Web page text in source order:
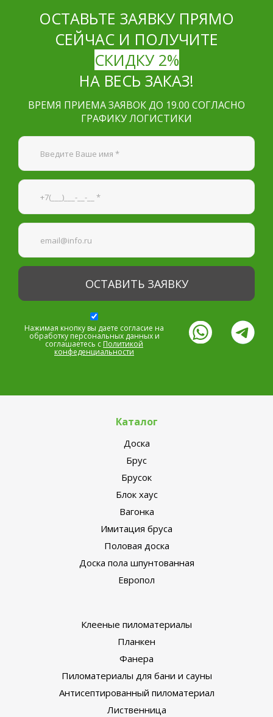
Я согласен наобработку персональных данных
ОСТАВЬТЕ ЗАЯВКУ ПРЯМО
СЕЙЧАС И ПОЛУЧИТЕ
СКИДКУ 2%
НА ВЕСЬ ЗАКАЗ!
ВРЕМЯ ПРИЕМА ЗАЯВОК ДО 19.00 СОГЛАСНО
ГРАФИКУ ЛОГИСТИКИ
Нажимая кнопку вы даете согласие на
обработку персональных данных и
соглашаетесь с Политикой
конфеденциальности
Каталог
Доска
Брус
Брусок
Блок хаус
Вагонка
Имитация бруса
Половая доска
Доска пола шпунтованная
Европол
Клееные пиломатериалы
Планкен
Фанера
Пиломатериалы для бани и сауны
Антисептированный пиломатериал
Лиственница